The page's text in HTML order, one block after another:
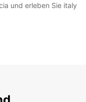
und erleben Sie italy